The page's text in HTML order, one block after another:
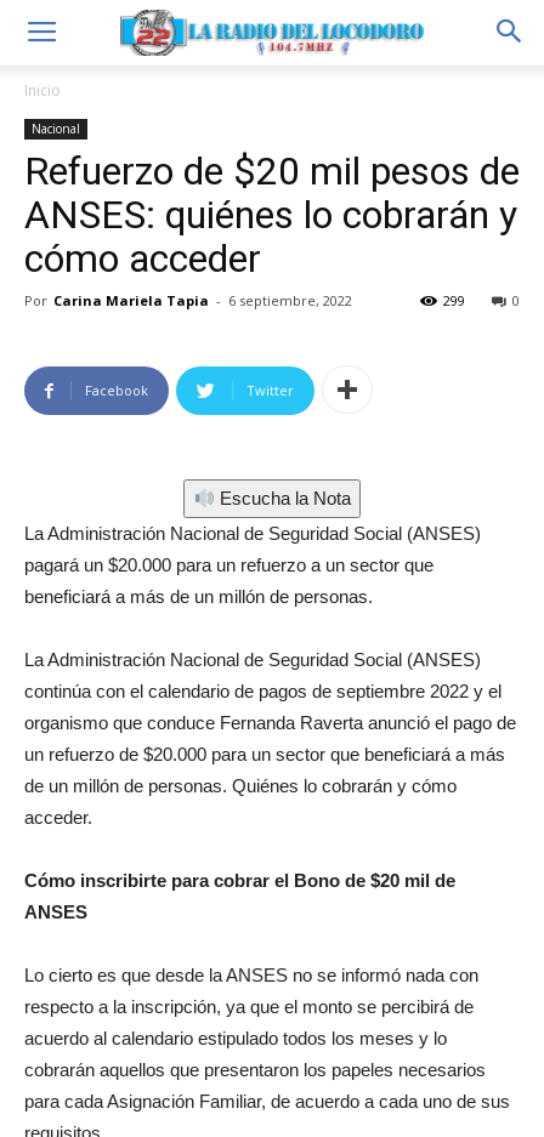
Inicio
Nacional
Refuerzo de $20 mil pesos de
ANSES: quiénes lo cobrarán y
cómo acceder
Por Carina Mariela Tapia - 6 septiembre, 2022 0
299
Facebook Twitter
Escucha la Nota
La Administración Nacional de Seguridad Social (ANSES)
pagará un $20.000 para un refuerzo a un sector que
beneficiará a más de un millón de personas.
La Administración Nacional de Seguridad Social (ANSES)
continúa con el calendario de pagos de septiembre 2022 y el
organismo que conduce Fernanda Raverta anunció el pago de
un refuerzo de $20.000 para un sector que beneficiará a más
de un millón de personas. Quiénes lo cobrarán y cómo
acceder.
Cómo inscribirte para cobrar el Bono de $20 mil de
ANSES
Lo cierto es que desde la ANSES no se informó nada con
respecto a la inscripción, ya que el monto se percibirá de
acuerdo al calendario estipulado todos los meses y lo
cobrarán aquellos que presentaron los papeles necesarios
para cada Asignación Familiar, de acuerdo a cada uno de sus
requisitos.